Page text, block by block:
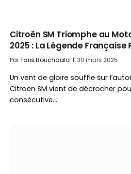
Citroën SM Triomphe au
2025 : La Légende
ParFaris Bouchaala 30 mars 2025
Un vent de gloire souffle sur
Citroën SM vient de décrocher
consécutive…